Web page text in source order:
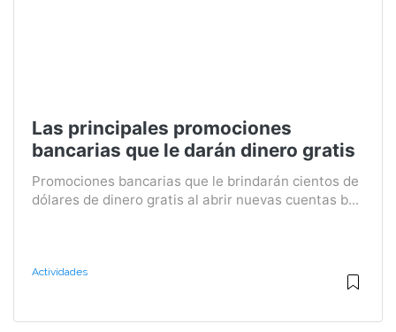
Las principales promociones
bancarias que le darán dinero gratis
Promociones bancarias que le brindarán cientos de
dólares de dinero gratis al abrir nuevas cuentas b...
Actividades